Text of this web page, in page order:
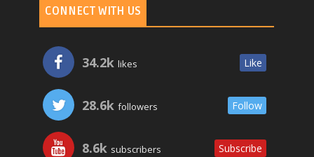
CONNECT WITH US
34.2k likes Like
28.6k followers Follow
8.6k subscribers Subscribe